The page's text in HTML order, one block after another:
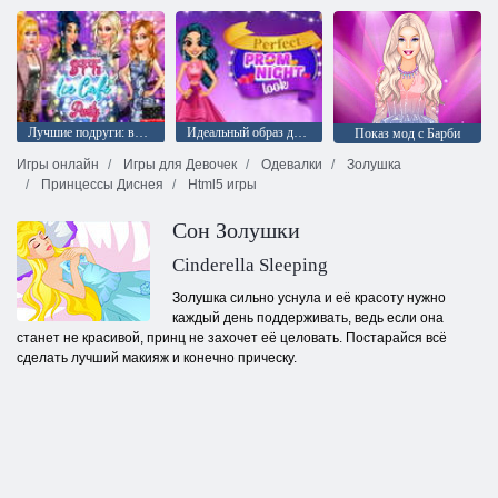
Идеальный образ для выпускного вечера
Показ мод с Барби
Игры онлайн
Игры для Девочек Одевалки
Золушка
Принцессы Диснея
Html5 игры
Сон Золушки
Cinderella Sleeping
Золушка сильно уснула и её красоту нужно
каждый день поддерживать, ведь если она
станет не красивой, принц не захочет её целовать. Постарайся всё
сделать лучший макияж и конечно прическу.